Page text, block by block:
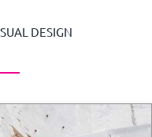
DESIGN